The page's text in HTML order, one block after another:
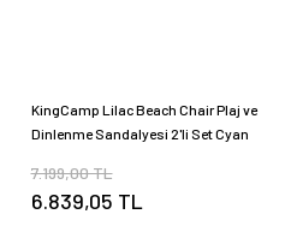
KingCamp Lilac Beach Chair Plaj ve
Dinlenme Sandalyesi 2'li Set Cyan
7.199,00 TL
6.839,05 TL